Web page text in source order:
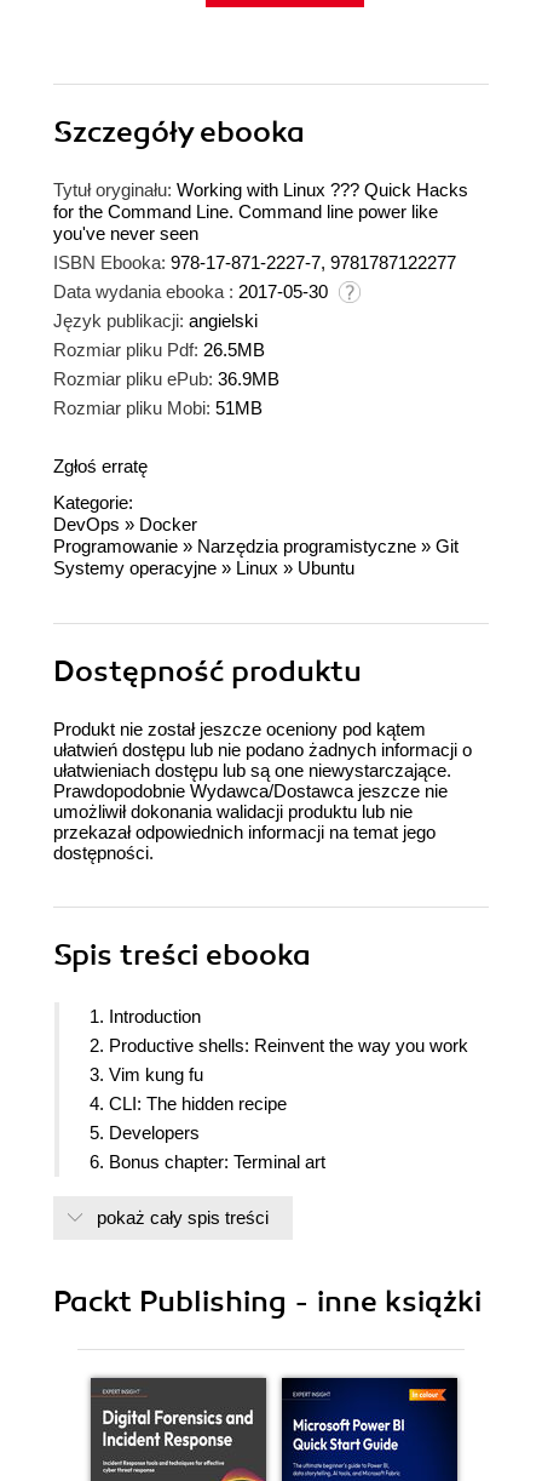
Szczegółyebooka
Tytuł oryginału: Working with Linux ??? Quick Hacks
for the Command Line. Command line power like
you've never seen
ISBN Ebooka: 978-17-871-2227-7, 9781787122277
Data wydania ebooka : 2017-05-30
Język publikacji: angielski
Rozmiar pliku Pdf: 26.5MB
Rozmiar pliku ePub: 36.9MB
Rozmiar pliku Mobi: 51MB
Zgłoś erratę
Kategorie:
DevOps » Docker
Programowanie » Narzędzia programistyczne » Git
Systemy operacyjne » Linux » Ubuntu
Dostępność produktu
Produkt nie został jeszcze oceniony pod kątem
ułatwień dostępu lub nie podano żadnych informacji o
ułatwieniach dostępu lub są one niewystarczające.
Prawdopodobnie Wydawca/Dostawca jeszcze nie
umożliwił dokonania walidacji produktu lub nie
przekazał odpowiednich informacji na temat jego
dostępności.
Spis treści ebooka
1. Introduction
2. Productive shells: Reinvent the way you work
3. Vim kung fu
4. CLI: The hidden recipe
5. Developers
6. Bonus chapter: Terminal art
pokaż cały spis treści
Packt Publishing - inne książki